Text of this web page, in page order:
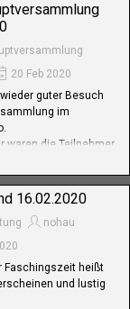
20 Feb 2020
guter Besuch
im
waren die Teilnehmer
originell
und allen
16.02.2020
nohau
Faschingszeit heißt
und lustig